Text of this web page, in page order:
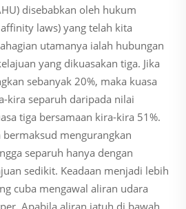
disebabkan oleh hukum
laws) yang telah kita
utamanya ialah hubungan
yang dikuasakan tiga. Jika
sebanyak 20%, maka kuasa
kira separuh daripada nilai
tiga bersamaan kira-kira 51%.
mengurangkan
separuh hanya dengan
sedikit. Keadaan menjadi lebih
cuba mengawal aliran udara